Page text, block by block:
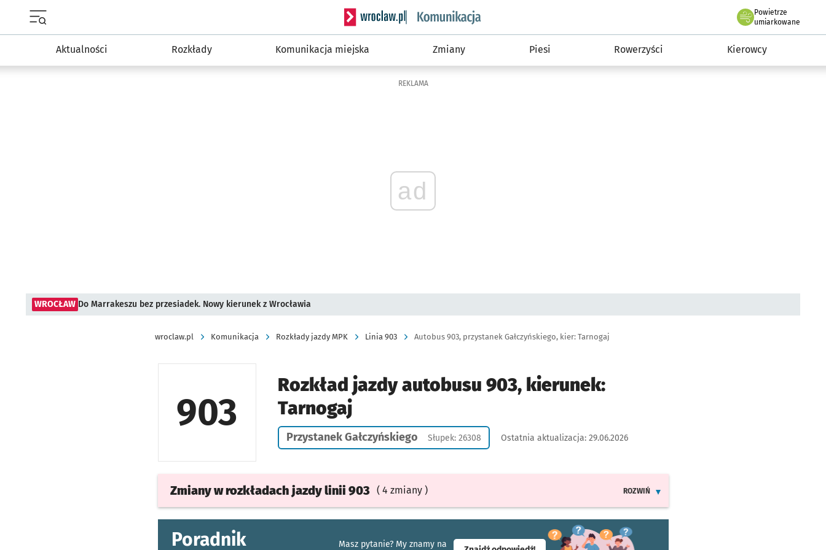
Serwis informacyjny wroclaw.pl podserwis: Komunikacja
Powietrze
we Wrocławiu
umiarkowane
Aktualności Rozkłady Komunikacja miejska Zmiany Piesi Rowerzyści Kierowcy
REKLAMA
ad
WROCŁAW Do Marrakeszu bez przesiadek. Nowy kierunek z Wrocławia
wroclaw.pl Komunikacja Rozkłady jazdy MPK Linia 903 Autobus 903, przystanek Gałczyńskiego, kier: Tarnogaj
903
Rozkład jazdy autobusu 903, kierunek:
Tarnogaj
Przystanek Gałczyńskiego Słupek: 26308 Ostatnia aktualizacja: 29.06.2026
Zmiany w rozkładach jazdylinii 903 ( 4 zmiany )
ROZWIŃ
Poradnik
Masz pytanie? My znamy na